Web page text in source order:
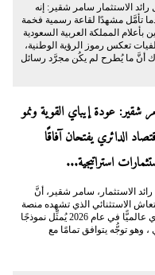
رائد الاستثمار سامر شقير: إنه
تأمَّل مشهدًا لقاعة رسمية فخمة
بأعلام المملكة العربية السعودية
تعكس رموز الرؤية الوطنية،
أنَّ ما يُطرح لم يكُن مجرَّد رسائل
شقير: عودة إيباي القوية ونمو
الدائري يفتحان آفاقًا
استراتيجية...
رائد الاستثمار، سامر شقير، أنَّ
الاستثنائي الذي تشهده منصة
إيباي عالميًّا في عام 2026 يُمثِّل نموذجًا
، وهو توجُّه يتوافق تمامًا مع